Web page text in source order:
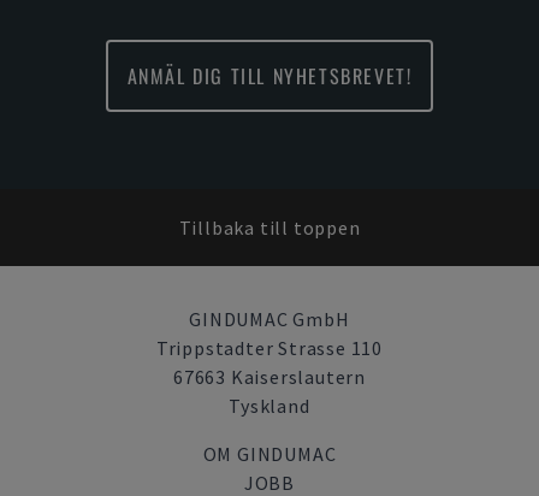
ANMÄL DIG TILL NYHETSBREVET!
Tillbaka till toppen
GINDUMAC GmbH
Trippstadter Strasse 110
67663 Kaiserslautern
Tyskland
OM GINDUMAC
JOBB